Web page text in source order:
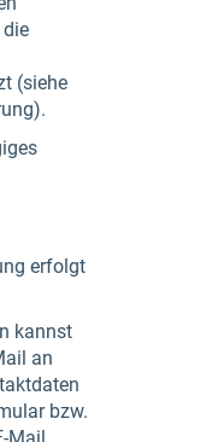
(siehe
erfolgt
kannst
an
bzw.